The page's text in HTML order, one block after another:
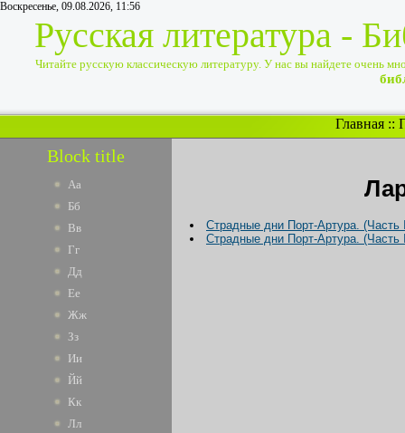
Воскресенье, 09.08.2026, 11:56
Русская литература -
Читайте русскую классическую литературу. У нас вы найдете очень
Главная ::
Block title
Аа
Бб
Вв
Гг
Дд
Ее
Жж
Зз
Ии
Йй
Кк
Лл
Страдные дни Порт-Артура. (Часть
Страдные дни Порт-Артура. (Часть